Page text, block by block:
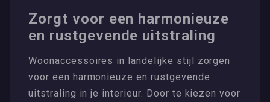
Zorgt voor een harmonieuze
en rustgevende uitstraling
Woonaccessoires in landelijke stijl zorgen
voor een harmonieuze en rustgevende
uitstraling in je interieur. Door te kiezen voor